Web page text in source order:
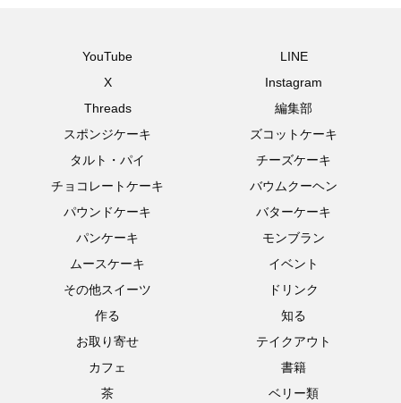
YouTube
LINE
X
Instagram
Threads
編集部
スポンジケーキ
ズコットケーキ
タルト・パイ
チーズケーキ
チョコレートケーキ
バウムクーヘン
パウンドケーキ
バターケーキ
パンケーキ
モンブラン
ムースケーキ
イベント
その他スイーツ
ドリンク
作る
知る
お取り寄せ
テイクアウト
カフェ
書籍
茶
ベリー類